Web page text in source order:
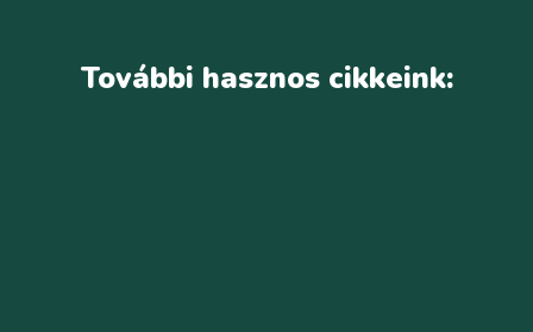
További hasznos cikkeink: